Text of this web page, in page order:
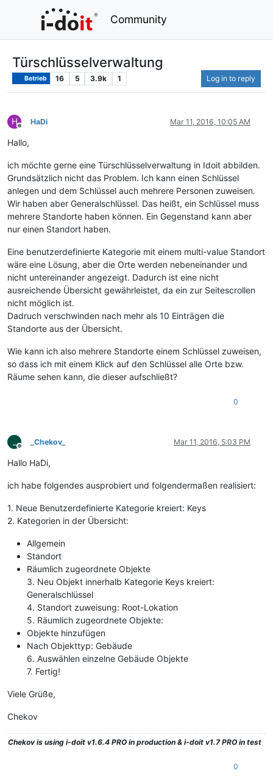
Community
Türschlüsselverwaltung
Betrieb 16 5 3.9k 1 Log in to reply
H
Offline
HaDi Mar 11, 2016, 10:05 AM
Hallo,
ich möchte gerne eine Türschlüsselverwaltung in Idoit abbilden.
Grundsätzlich nicht das Problem. Ich kann einen Schlüssel
anlegen und dem Schlüssel auch mehrere Personen zuweisen.
Wir haben aber Generalschlüssel. Das heißt, ein Schlüssel muss
mehrere Standorte haben können. Ein Gegenstand kann aber
nur einen Standort haben.
Eine benutzerdefinierte Kategorie mit einem multi-value Standort
wäre eine Lösung, aber die Orte werden nebeneinander und
nicht untereinander angezeigt. Dadurch ist eine nicht
ausreichende Übersicht gewährleistet, da ein zur Seitescrollen
nicht möglich ist.
Dadruch verschwinden nach mehr als 10 Einträgen die
Standorte aus der Übersicht.
Wie kann ich also mehrere Standorte einem Schlüssel zuweisen,
so dass ich mit einem Klick auf den Schlüssel alle Orte bzw.
Räume sehen kann, die dieser aufschließt?
0
Offline
_Chekov_ Mar 11, 2016, 5:03 PM
Hallo HaDi,
ich habe folgendes ausprobiert und folgendermaßen realisiert:
1. Neue Benutzerdefinierte Kategorie kreiert: Keys
2. Kategorien in der Übersicht:
Allgemein
Standort
Räumlich zugeordnete Objekte
3. Neu Objekt innerhalb Kategorie Keys kreiert:
Generalschlüssel
4. Standort zuweisung: Root-Lokation
5. Räumlich zugeordnete Objekte:
Objekte hinzufügen
Nach Objekttyp: Gebäude
6. Auswählen einzelne Gebäude Objekte
7. Fertig!
Viele Grüße,
Chekov
Chekovis using i-doit v1.6.4 PRO in production & i-doit v1.7 PRO in test
0